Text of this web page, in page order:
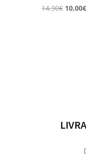
14,90€ Le
10,00€